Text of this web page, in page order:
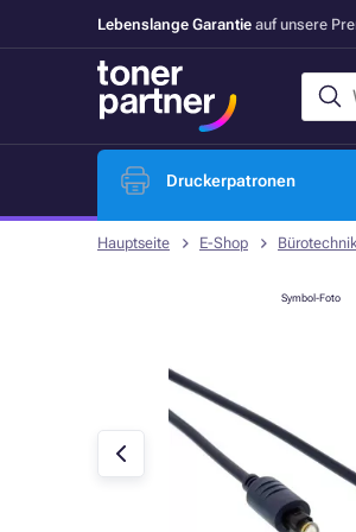
Lebenslange Garantie auf unsere
Druckerpatronen
Hauptseite E-Shop
Symbol-Foto